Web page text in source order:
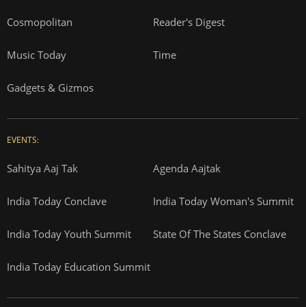
Cosmopolitan Reader's Digest
Music Today Time
Gadgets & Gizmos
EVENTS:
Sahitya Aaj Tak Agenda Aajtak
India Today Conclave India Today Woman's Summit
India Today Youth Summit State Of The States Conclave
India Today Education Summit